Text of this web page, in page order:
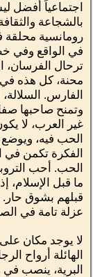
اجتماعياً أفضل
بالشجاعة
رومانسية محلقة
في الواقع وفي
ترحال الفرسان،
محنة، كل هذه
الفارس.
وتمنح صاحبها
غير العرب، لا
الحب فيه،
الفكرة تكمن
الحب. أحب
ما قبل الإسلام،
قبلهم بشوق حار.
عزلة تامة في
لا يوجد مكان
الهائلة أرواح
البرية، ينصب